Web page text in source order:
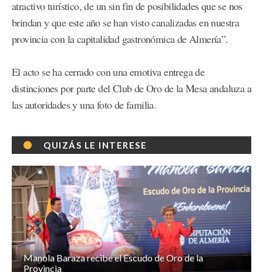
atractivo turístico, de un sin fin de posibilidades que se nos
brindan y que este año se han visto canalizadas en nuestra
provincia con la capitalidad gastronómica de Almería”.
El acto se ha cerrado con una emotiva entrega de
distinciones por parte del Club de Oro de la Mesa andaluza a
las autoridades y una foto de familia.
QUIZÁS LE INTERESE
Manola Baraza recibe el Escudo de Oro de la
Provincia